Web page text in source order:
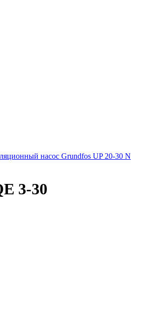
насос Grundfos UP 20-30 N
3-30